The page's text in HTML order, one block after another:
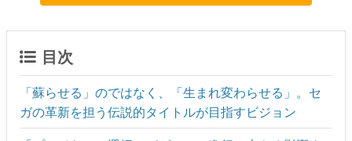
目次
「蘇らせる」のではなく、「生まれ変わらせる」。セ
ガの革新を担う伝説的タイトルが目指すビジョン